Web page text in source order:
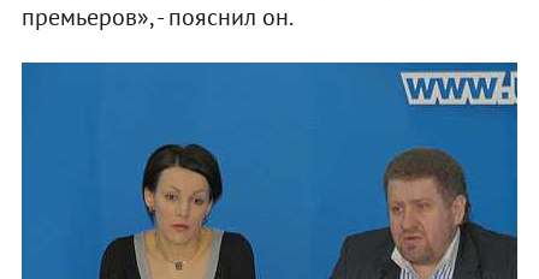
премьеров», - пояснил он.